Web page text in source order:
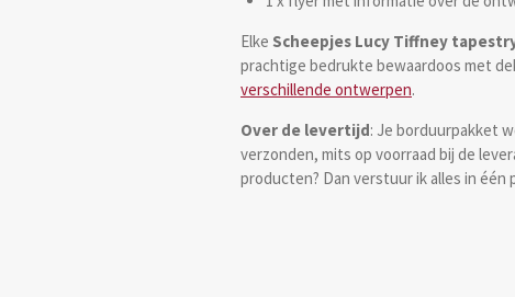
Elke Scheepjes Lucy Tiffney
prachtige bedrukte bewaardoos met
verschillende ontwerpen.
Over de levertijd: Je borduurpakket
verzonden, mits op voorraad bij de
producten? Dan verstuur ik alles in